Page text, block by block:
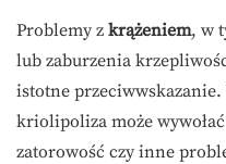
Problemy z krążeniem, w
lub zaburzenia
istotne
kriolipoliza może
zatorowość czy inne